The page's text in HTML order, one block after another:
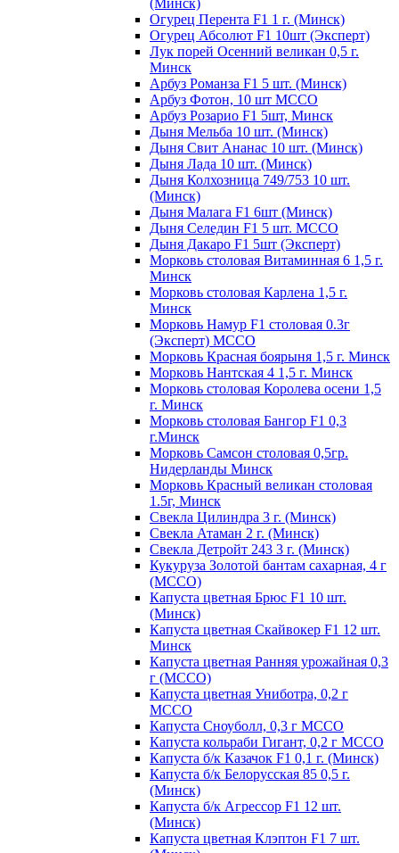
(Минск)
Огурец Перента F1 1 г. (Минск)
Огурец Абсолют F1 10шт (Эксперт)
Лук порей Осенний великан 0,5 г.
Минск
Арбуз Романза F1 5 шт. (Минск)
Арбуз Фотон, 10 шт МССО
Арбуз Розарио F1 5шт, Минск
Дыня Мельба 10 шт. (Минск)
Дыня Свит Ананас 10 шт. (Минск)
Дыня Лада 10 шт. (Минск)
Дыня Колхозница 749/753 10 шт.
(Минск)
Дыня Малага F1 6шт (Минск)
Дыня Селедин F1 5 шт. МССО
Дыня Дакаро F1 5шт (Эксперт)
Морковь столовая Витаминная 6 1,5 г.
Минск
Морковь столовая Карлена 1,5 г.
Минск
Морковь Намур F1 столовая 0.3г
(Эксперт) МССО
Морковь Красная боярыня 1,5 г. Минск
Морковь Нантская 4 1,5 г. Минск
Морковь столовая Королева осени 1,5
г. Минск
Морковь столовая Бангор F1 0,3
г.Минск
Морковь Самсон столовая 0,5гр.
Нидерланды Минск
Морковь Красный великан столовая
1.5г, Минск
Свекла Цилиндра 3 г. (Минск)
Свекла Атаман 2 г. (Минск)
Свекла Детройт 243 3 г. (Минск)
Кукуруза Золотой бантам сахарная, 4 г
(МССО)
Капуста цветная Брюс F1 10 шт.
(Минск)
Капуста цветная Скайвокер F1 12 шт.
Минск
Капуста цветная Ранняя урожайная 0,3
г (МССО)
Капуста цветная Униботра, 0,2 г
МССО
Капуста Сноуболл, 0,3 г МССО
Капуста кольраби Гигант, 0,2 г МССО
Капуста б/к Казачок F1 0,1 г. (Минск)
Капуста б/к Белорусская 85 0,5 г.
(Минск)
Капуста б/к Агрессор F1 12 шт.
(Минск)
Капуста цветная Клэптон F1 7 шт.